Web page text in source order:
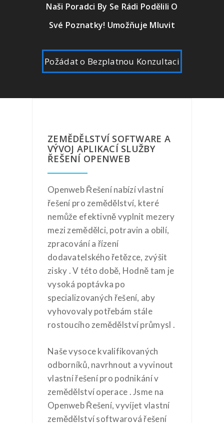
Naši Poradci By Se Rádi Podělili O
Své Poznatky! Umožňuje Mluvit
Požádat o Bezplatnou Konzultaci
ZEMĚDĚLSTVÍ SOFTWARE A
VÝVOJ APLIKACÍ SLUŽBY
ŘEŠENÍ OPENWEB
Openweb Řešení nabízí vlastní
řešení pro zemědělství, které
nemůže efektivně vyplnit mezery
mezi zemědělci, potravin a obilí,
zpracování a řízení
dodavatelského řetězce, zvýšit
zisky . V této době, Hodně tam je
vysoká poptávka po
specializovaných řešení, aby
vyhovovaly potřebám stále
rostoucího zemědělství průmysl .
Naše vysoce kvalifikovaných
odborníků, navrhnout a vyvinout
vlastní řešení pro podnikání v
zemědělství operace . Jsme na
Openweb Řešení, vyvíjet vlastní
zemědělství softwarová řešení